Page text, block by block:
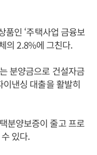
품인 ‘주택사업 금융보
의 2.8%에 그친다.
분양금으로 건설자금
낸싱 대출을 활발히
분양보증이 줄고 프로
있다.